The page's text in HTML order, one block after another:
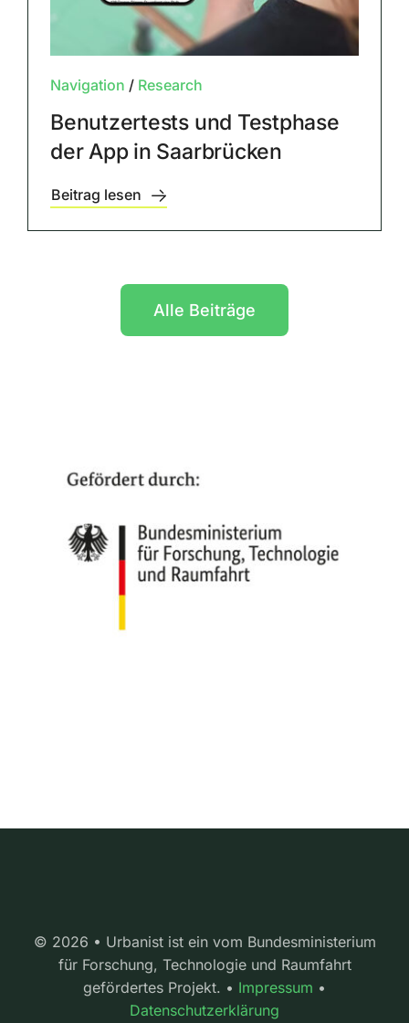
Navigation / Research
Benutzertests und Testphase
der App in Saarbrücken
Beitrag lesen
Alle Beiträge
© 2026 • Urbanist ist ein vom Bundesministerium
für Forschung, Technologie und Raumfahrt
gefördertes Projekt. • Impressum •
Datenschutzerklärung